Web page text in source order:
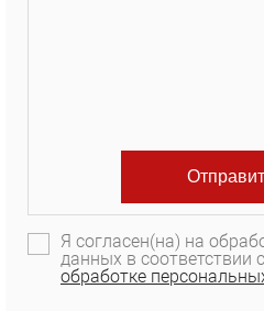
Я согласен(на) на
данных в соответствии с
обработке